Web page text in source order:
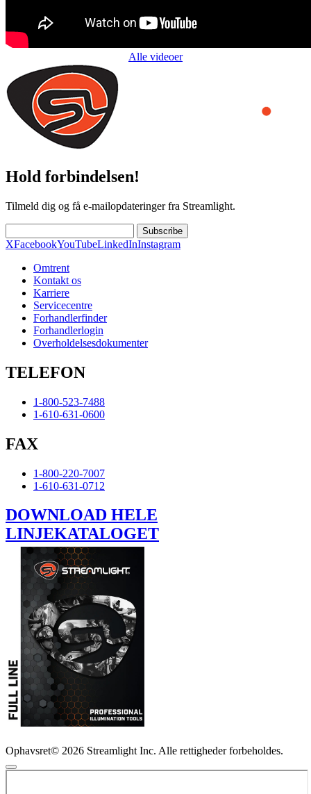
Alle videoer
Hold forbindelsen!
Tilmeld dig og få e-mailopdateringer fra Streamlight.
Subscribe
XFacebookYouTubeLinkedInInstagram
Omtrent
Kontakt os
Karriere
Servicecentre
Forhandlerfinder
Forhandlerlogin
Overholdelsesdokumenter
TELEFON
1-800-523-7488
1-610-631-0600
FAX
1-800-220-7007
1-610-631-0712
DOWNLOAD HELE
LINJEKATALOGET
Ophavsret© 2026 Streamlight Inc. Alle rettigheder forbeholdes.